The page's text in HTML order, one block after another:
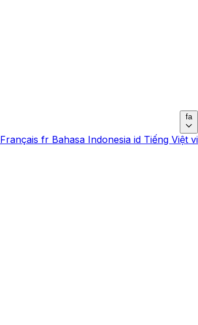
fa
Français fr Bahasa Indonesia id Tiếng Việt vi